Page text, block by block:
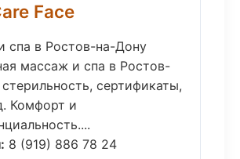
Face
спа в Ростов-на-Дону
массаж и спа в Ростов-
сертификаты,
Комфорт и
8 (919) 886 78 24